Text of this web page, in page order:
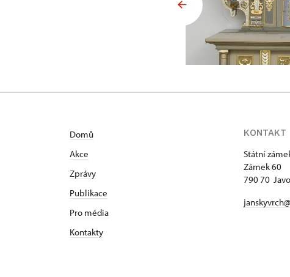
Domů
Akce
Zprávy
Publikace
Pro média
Kontakty
KONTAKT
Státní
Zámek 60
790 70